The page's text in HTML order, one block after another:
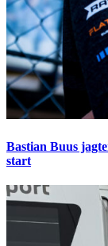
Bastian Buus
start